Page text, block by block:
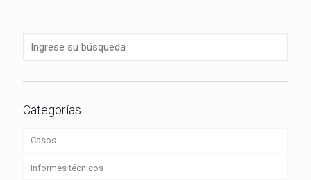
Categorías
Casos
Informes técnicos